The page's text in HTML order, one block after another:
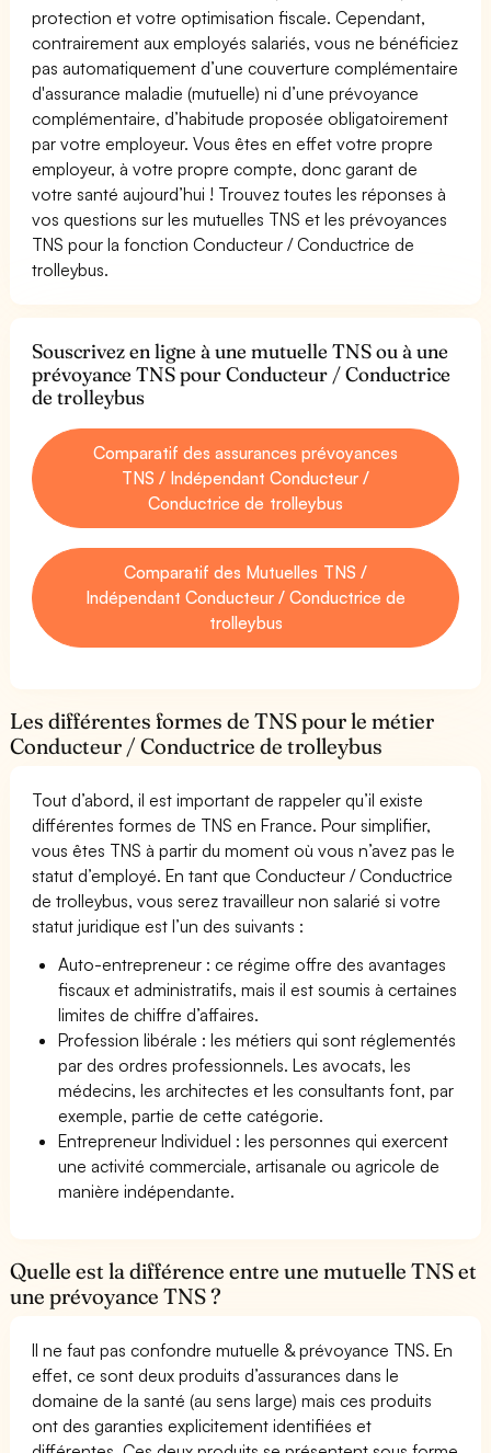
protection et votre optimisation fiscale. Cependant,
contrairement aux employés salariés, vous ne bénéficiez
pas automatiquement d’une couverture complémentaire
d'assurance maladie (mutuelle) ni d’une prévoyance
complémentaire, d’habitude proposée obligatoirement
par votre employeur. Vous êtes en effet votre propre
employeur, à votre propre compte, donc garant de
votre santé aujourd’hui ! Trouvez toutes les réponses à
vos questions sur les mutuelles TNS et les prévoyances
TNS pour la fonction Conducteur / Conductrice de
trolleybus.
Souscrivez en ligne à une mutuelle TNS ou à une
prévoyance TNS pour Conducteur / Conductrice
de trolleybus
Comparatif des assurances prévoyances
TNS / Indépendant Conducteur /
Conductrice de trolleybus
Comparatif des Mutuelles TNS /
Indépendant Conducteur / Conductrice de
trolleybus
Les différentes formes de TNS pour le métier
Conducteur / Conductrice de trolleybus
Tout d’abord, il est important de rappeler qu’il existe
différentes formes de TNS en France. Pour simplifier,
vous êtes TNS à partir du moment où vous n’avez pas le
statut d’employé. En tant que Conducteur / Conductrice
de trolleybus, vous serez travailleur non salarié si votre
statut juridique est l’un des suivants :
Auto-entrepreneur : ce régime offre des avantages
fiscaux et administratifs, mais il est soumis à certaines
limites de chiffre d’affaires.
Profession libérale : les métiers qui sont réglementés
par des ordres professionnels. Les avocats, les
médecins, les architectes et les consultants font, par
exemple, partie de cette catégorie.
Entrepreneur Individuel : les personnes qui exercent
une activité commerciale, artisanale ou agricole de
manière indépendante.
Quelle est la différence entre une mutuelle TNS et
une prévoyance TNS ?
Il ne faut pas confondre mutuelle & prévoyance TNS. En
effet, ce sont deux produits d’assurances dans le
domaine de la santé (au sens large) mais ces produits
ont des garanties explicitement identifiées et